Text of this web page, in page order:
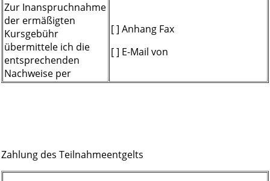
Zur Inanspruchnahme
der ermäßigten
Kursgebühr
übermittele ich die
entsprechenden
Nachweise per
[ ] Anhang Fax
[ ] E-Mail von
Zahlung des Teilnahmeentgelts